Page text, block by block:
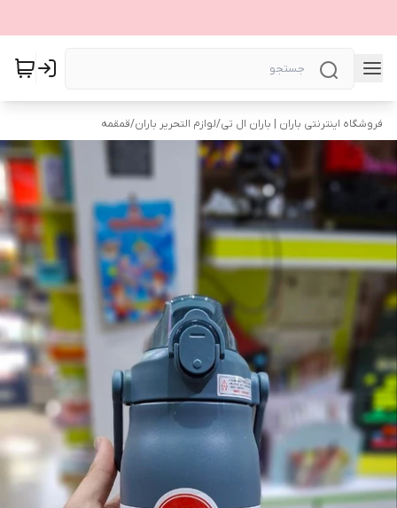
فروشگاه اینترنتی باران | باران ال تی/لوازم التحریر باران/قمقمه